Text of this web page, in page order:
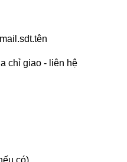
chỉ giao - liên hệ